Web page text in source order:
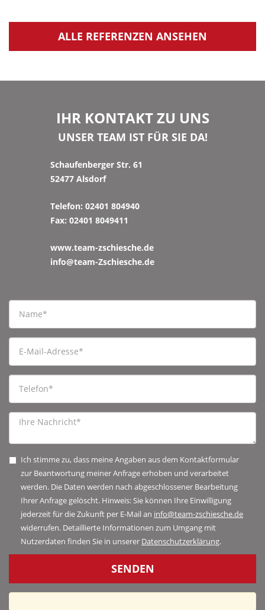
ALLE REFERENZEN ANSEHEN
IHR KONTAKT ZU UNS
UNSER TEAM IST FÜR SIE DA!
Schaufenberger Str. 61
52477 Alsdorf
Telefon: 02401 804940
Fax: 02401 8049411
www.team-zschiesche.de
info@team-Zschiesche.de
Ich stimme zu, dass meine Angaben aus dem Kontaktformular
zur Beantwortung meiner Anfrage erhoben und verarbeitet
werden. Die Daten werden nach abgeschlossener Bearbeitung
Ihrer Anfrage gelöscht. Hinweis: Sie können Ihre Einwilligung
jederzeit für die Zukunft per E-Mail an info@team-zschiesche.de
widerrufen. Detaillierte Informationen zum Umgang mit
Nutzerdaten finden Sie in unserer Datenschutzerklärung.